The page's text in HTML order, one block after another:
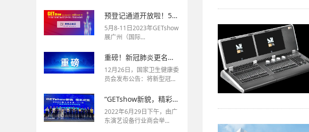
预登记通道开放啦！5月来GETshow，提前线上预登记，便捷观展，快快报名吧！
5月8-11日2023年GETshow
展广州（国际...
重磅！新冠肺炎更名为新冠感染，恢复出境、取消入境集中隔离！
12月26日，国家卫生健康委
员会发布公告：将新型冠...
“GETshow新貌，精彩绽放”2023年GETshow新闻发布会成功举行！
2022年6月29日下午，由广
东演艺设备行业商会举...